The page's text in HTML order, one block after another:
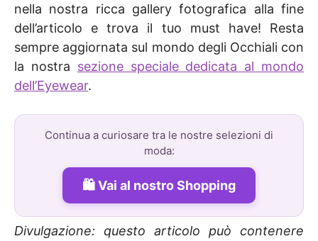
nella nostra ricca gallery fotografica alla fine
dell’articolo e trova il tuo must have! Resta
sempre aggiornata sul mondo degli Occhiali con
la nostra sezione speciale dedicata al mondo
dell’Eyewear.
Continua a curiosare tra le nostre selezioni di
moda:
Vai al nostro Shopping
Divulgazione: questo articolo può contenere